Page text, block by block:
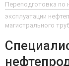
Переподготовка по
эксплуатации
магистрального